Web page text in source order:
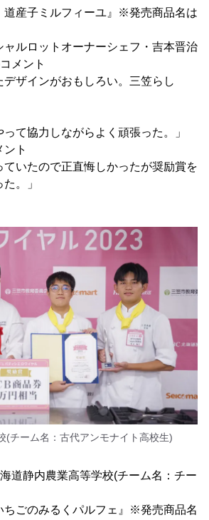
道産子ミルフィーユ』※発売商品名は
ャルロットオーナーシェフ・吉本晋治
メント
ザインがおもしろい。三笠らし
て協力しながらよく頑張った。」
ト
いたので正直悔しかったが奨励賞を
。」
(チーム名：古代アンモナイト高校生)
道静内農業高等学校(チーム名：チー
ちごのみるくパルフェ』※発売商品名